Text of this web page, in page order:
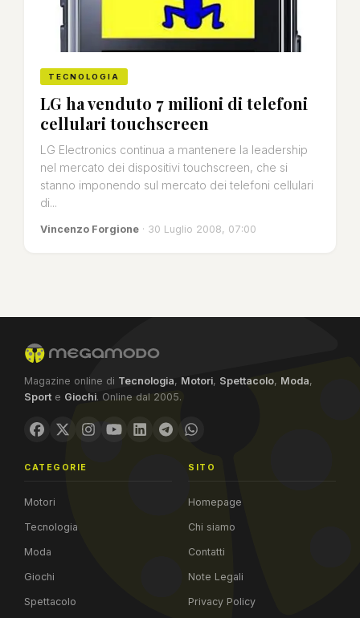
TECNOLOGIA
LG ha venduto 7 milioni di telefoni
cellulari touchscreen
LG Electronics continua a mantenere la leadership
nel mercato dei dispositivi touchscreen, che si
stanno imponendo sul mercato dei telefoni cellulari
di...
Vincenzo Forgione · 30 Luglio 2008, 07:00
Magazine online di Tecnologia, Motori, Spettacolo, Moda,
Sport e Giochi. Online dal 2005.
CATEGORIE
Motori
Tecnologia
Moda
Giochi
Spettacolo
SITO
Homepage
Chi siamo
Contatti
Note Legali
Privacy Policy